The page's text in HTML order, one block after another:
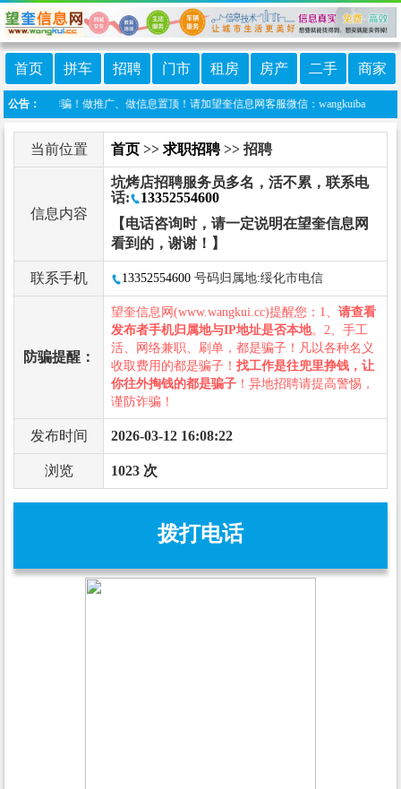
首页 拼车 招聘 门市 租房 房产 二手 商家
公告：
谨防诈骗！做推广、做信息置顶！请加望奎信息网客服微信：wangkuiba
当前位置 首页 >> 求职招聘>> 招聘
信息内容
坑烤店招聘服务员多名，活不累，联系电
话:
13352554600
【电话咨询时，请一定说明在望奎信息网
看到的，谢谢！】
联系手机 13352554600 号码归属地:绥化市电信
防骗提醒：
望奎信息网(www.wangkui.cc)提醒您：1、 请查看
发布者手机归属地与IP地址是否本地。2、手工
活、网络兼职、刷单，都是骗子！凡以各种名义
收取费用的都是骗子！ 找工作是往兜里挣钱，让
你往外掏钱的都是骗子 ！异地招聘请提高警惕，
谨防诈骗！
发布时间 2026-03-12 16:08:22
浏览 1023 次
拨打电话